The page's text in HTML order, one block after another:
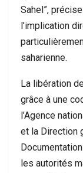
Sahel”,
l’implication
saharienne.
La libération
grâce à une
l’Agence
et la Direction
les autorités